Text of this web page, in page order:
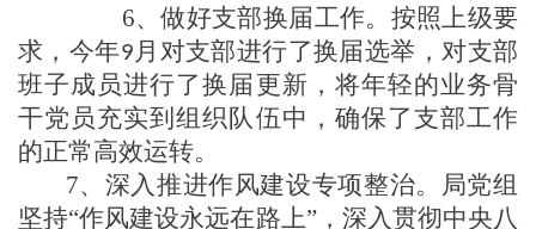
6、做好支部换届工作。按照上级要
求，今年9 月对支部进行了换届选举，对支部
班子成员进行了换届更新，将年轻的业务骨
干党员充实到组织队伍中，确保了支部工作
的正常高效运转。
7、深入推进作风建设专项整治。
局党组
坚持“作风建设永远在路上”，深入贯彻中央八